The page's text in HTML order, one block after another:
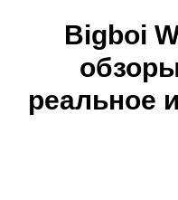
Bigboi
реальное